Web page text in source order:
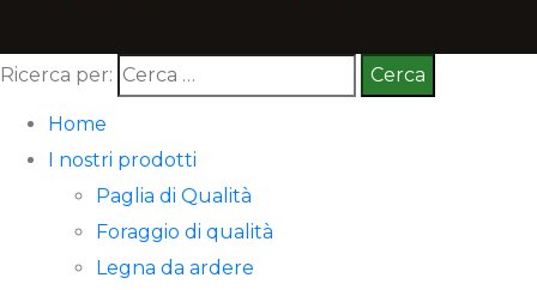
Ricerca per:
Home
I nostri prodotti
Paglia di Qualità
Foraggio di qualità
Legna da ardere